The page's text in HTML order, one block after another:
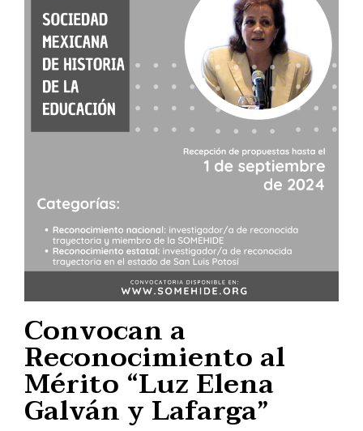
Convocan a
Reconocimiento al
Mérito “Luz Elena
Galván y Lafarga”